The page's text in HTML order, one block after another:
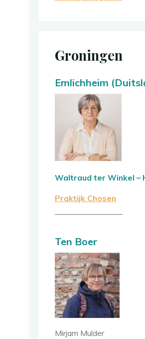
Groningen
Emlichheim
Waltraud ter Winkel –
Praktijk Chosen
————————–
Ten Boer
Mirjam Mulder